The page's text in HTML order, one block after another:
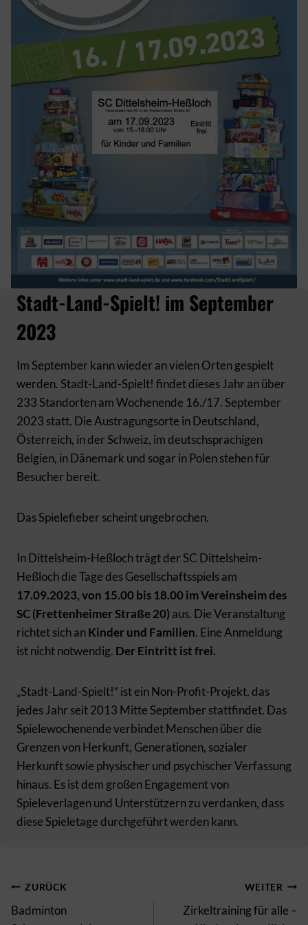
Stadt-Land-Spielt! im September
2023
Im September kann wieder an vielen Orten gespielt
werden. Stadt-Land-Spielt! findet dieses Jahr an über
233 Standorten am Wochenende 16./17. September
2023 statt. Die Austragungsorte in Deutschland,
Österreich, in der Schweiz, im deutschsprachigen
Belgien, in Dänemark und sogar in Polen stehen für
Besucher bereit.
Das Spielefieber scheint ungebrochen.
In Dittelsheim-Heßloch trägt der SC Dittelsheim-
Heßloch die Tage des Gesellschaftsspiels am
17.09.2023, von 15.00 bis 18.00 im Vereinsheim des
SC (Frettenheimer Straße 20) aus. Die Veranstaltung
richtet sich anKinder und Familien. Eine Anmeldung
ist nicht notwendig. Der Eintritt ist frei.
„Stadt-Land-Spielt!“ ist ein Non-Profit-Projekt, das
jedes Jahr seit 2013 Mitte September stattfindet. Das
Spielewochenende verbindet Menschen über die
Grenzen von Herkunft, Generationen, sozialer
Herkunft sowie physischer und psychischer Verfassung
hinaus. Es ist dem großen Engagement von
Spieleverlagen und Unterstützern zu verdanken, dass
diese Spieletage durchgeführt werden kann.
Beitragsnavigation
ZURÜCK
Badminton
WEITER
Zirkeltraining für alle –